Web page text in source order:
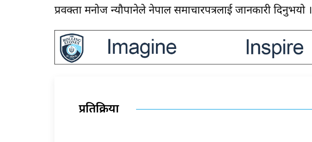
प्रवक्ता मनोज न्यौपानेले नेपाल समाचारपत्रलाई जानकारी दिनुभयो ।
प्रतिक्रिया